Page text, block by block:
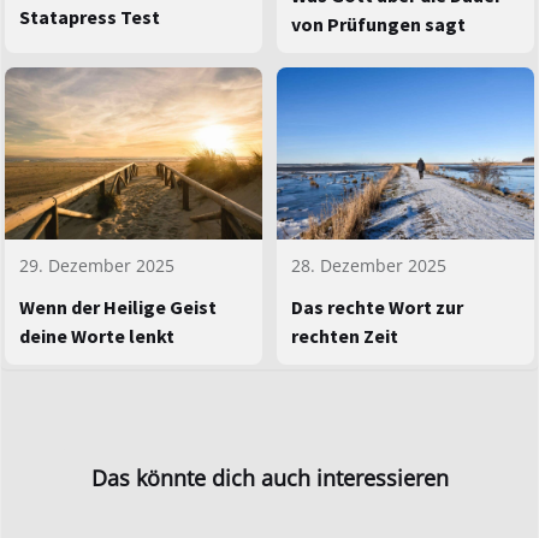
Statapress Test
von Prüfungen sagt
29. Dezember 2025
Wenn der Heilige Geist
deine Worte lenkt
28. Dezember 2025
Das rechte Wort zur
rechten Zeit
Das könnte dich auch interessieren